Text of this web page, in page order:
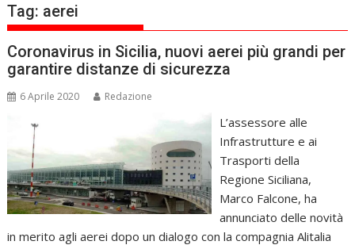
Tag: aerei
Coronavirus in Sicilia, nuovi aerei più grandi per
garantire distanze di sicurezza
6 Aprile 2020 Redazione
L’assessore alle
Infrastrutture e ai
Trasporti della
Regione Siciliana,
Marco Falcone, ha
annunciato delle novità
in merito agli aerei dopo un dialogo con la compagnia Alitalia